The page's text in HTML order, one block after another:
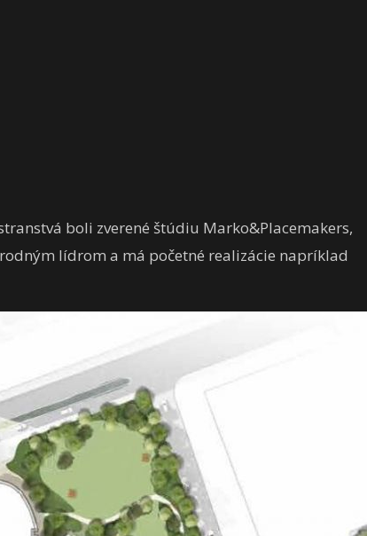
boli zverené štúdiu Marko&Placemakers,
lídrom a má početné realizácie napríklad